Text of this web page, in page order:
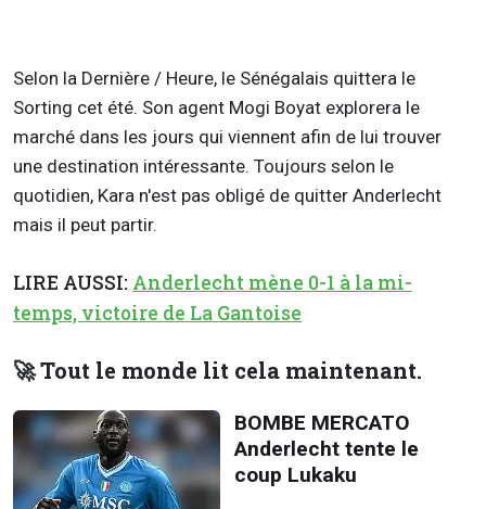
Selon la Dernière / Heure, le Sénégalais quittera le
Sorting cet été. Son agent Mogi Boyat explorera le
marché dans les jours qui viennent afin de lui trouver
une destination intéressante. Toujours selon le
quotidien, Kara n'est pas obligé de quitter Anderlecht
mais il peut partir.
LIRE AUSSI: Anderlecht mène 0-1 à la mi-
temps, victoire de La Gantoise
🚀 Tout le monde lit cela maintenant.
BOMBE MERCATO
Anderlecht tente le
coup Lukaku